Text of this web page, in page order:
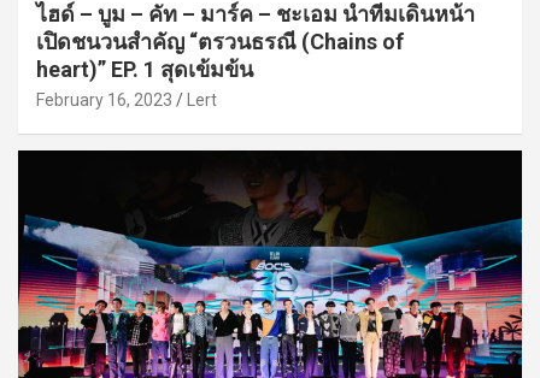
ไฮด์ – บูม – คัท – มาร์ค – ชะเอม นำทีมเดินหน้า
เปิดชนวนสำคัญ “ตรวนธรณี (Chains of
heart)” EP. 1 สุดเข้มข้น
February 16, 2023 Lert